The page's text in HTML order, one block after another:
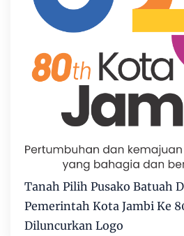
Tanah Pilih Pusako Batuah
Pemerintah Kota Jambi Ke
Diluncurkan Logo